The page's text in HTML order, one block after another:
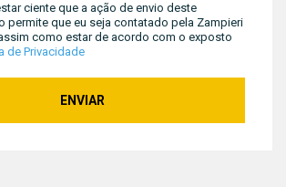
ciente que a ação de envio deste
permite que eu seja contatado pela Zampieri
como estar de acordo com o exposto
de Privacidade
ENVIAR